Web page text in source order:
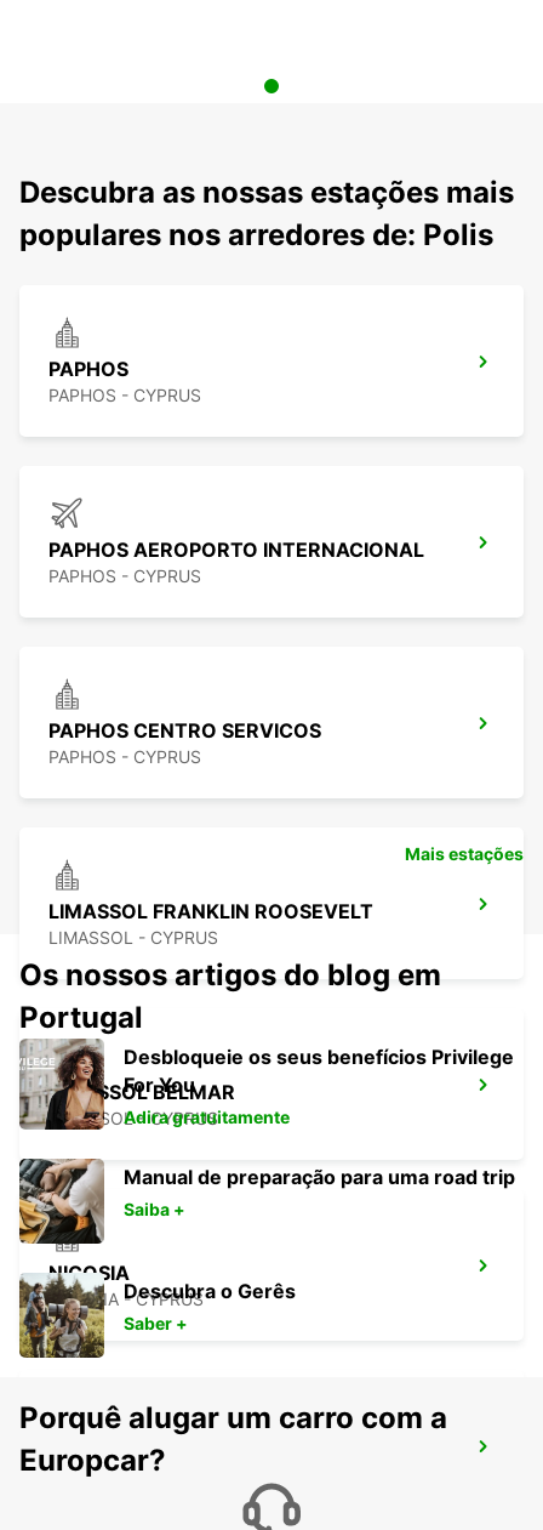
Descubra as nossas estações mais
populares nos arredores de: Polis
PAPHOS
PAPHOS - CYPRUS
PAPHOS AEROPORTO INTERNACIONAL
PAPHOS - CYPRUS
PAPHOS CENTRO SERVICOS
PAPHOS - CYPRUS
LIMASSOL FRANKLIN ROOSEVELT
LIMASSOL - CYPRUS
LIMASSOL BELMAR
LIMASSOL - CYPRUS
NICOSIA
NICOSIA - CYPRUS
LARNACA
LARNACA - CYPRUS
Mais estações
Os nossos artigos do blog em
Portugal
Desbloqueie os seus benefícios Privilege
For You
Adira gratuitamente
Manual de preparação para uma road trip
Saiba +
Descubra o Gerês
Saber +
Porquê alugar um carro com a
Europcar?